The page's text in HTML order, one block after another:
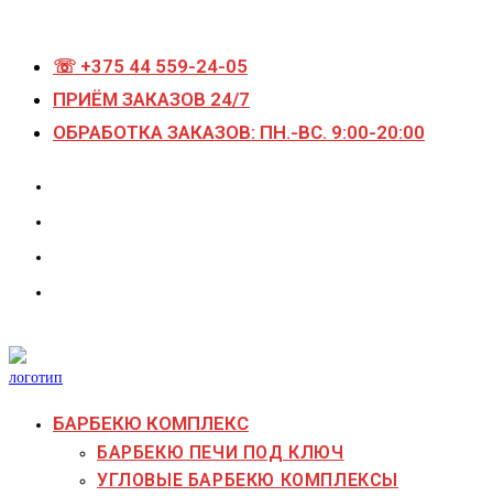
содержимому
☏ +375 44 559-24-05
ПРИЁМ ЗАКАЗОВ 24/7
ОБРАБОТКА ЗАКАЗОВ: ПН.-ВС. 9:00-20:00
БАРБЕКЮ КОМПЛЕКС
БАРБЕКЮ ПЕЧИ ПОД КЛЮЧ
УГЛОВЫЕ БАРБЕКЮ КОМПЛЕКСЫ